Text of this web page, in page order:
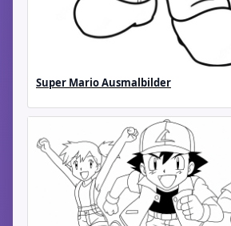
Super Mario Ausmalbilder